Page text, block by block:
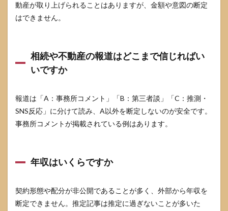
動産が取り上げられることはありますが、金額や意図の断定
はできません。
相続や不動産の報道はどこまで信じればい
いですか
報道は「A：事務所コメント」「B：第三者談」「C：推測・
SNS反応」に分けて読み、A以外を断定しないのが安全です。
事務所コメントが掲載されている例はあります。
年収はいくらですか
契約形態や配分が非公開であることが多く、外部から年収を
断定できません。推定記事は推定に過ぎないことが多いた